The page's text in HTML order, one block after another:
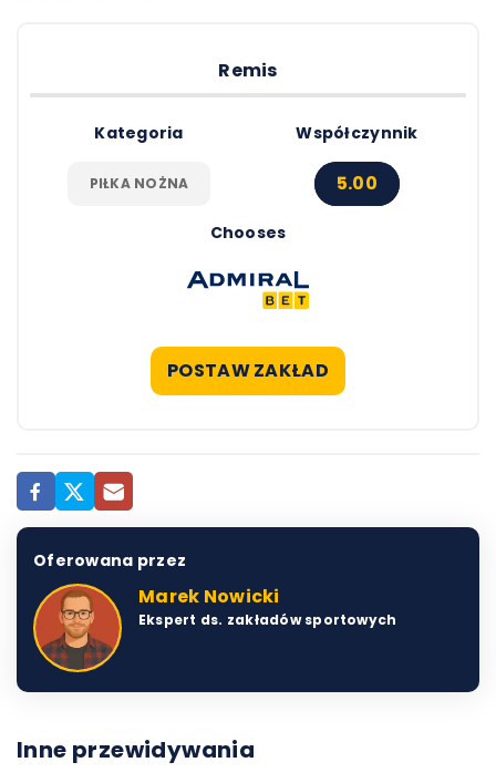
Remis
POSTAW ZAKŁAD
Kategoria
PIŁKA NOŻNA
Współczynnik
5.00
Chooses
Oferowana przez
Marek Nowicki
Ekspert ds. zakładów sportowych
Inne przewidywania